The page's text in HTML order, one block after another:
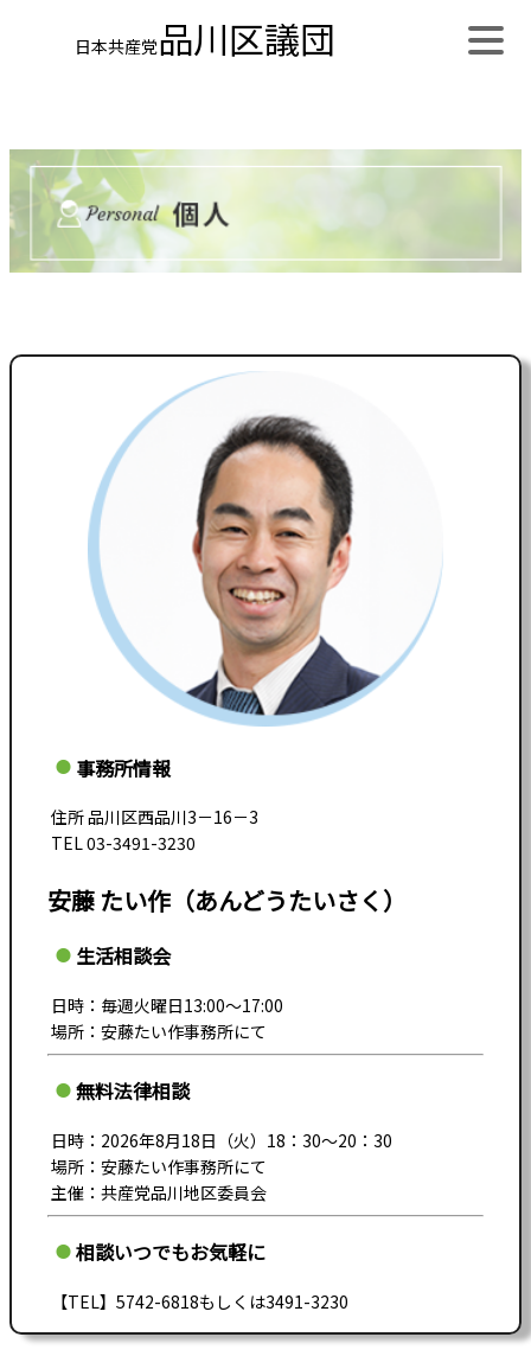
日本共産党品川区議団
事務所情報
住所 品川区西品川3－16－3
TEL 03-3491-3230
安藤 たい作（あんどうたいさく）
生活相談会
日時：毎週火曜日13:00～17:00
場所：安藤たい作事務所にて
無料法律相談
日時：2026年8月18日（火）18：30～20：30
場所：安藤たい作事務所にて
主催：共産党品川地区委員会
相談いつでもお気軽に
【TEL】5742-6818もしくは3491-3230